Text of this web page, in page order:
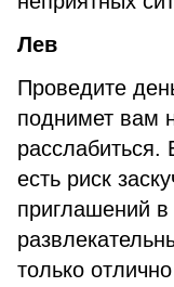
Лев
Проведите
поднимет вам
расслабиться.
есть риск
приглашений в
только